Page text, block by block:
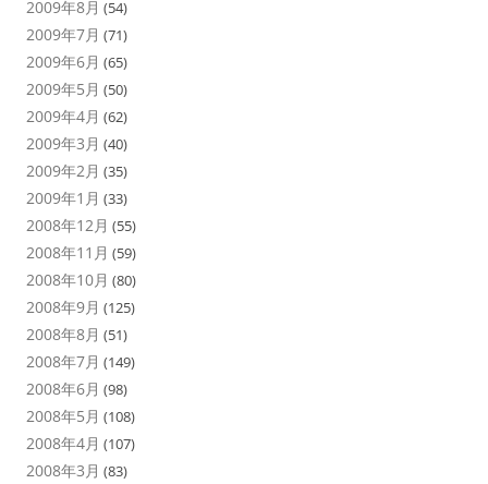
2009年8月 (54)
2009年7月 (71)
2009年6月 (65)
2009年5月 (50)
2009年4月 (62)
2009年3月 (40)
2009年2月 (35)
2009年1月 (33)
2008年12月 (55)
2008年11月 (59)
2008年10月 (80)
2008年9月 (125)
2008年8月 (51)
2008年7月 (149)
2008年6月 (98)
2008年5月 (108)
2008年4月 (107)
2008年3月 (83)